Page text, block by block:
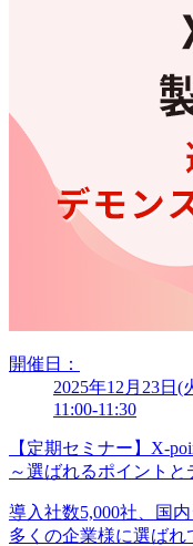
開催日：
2025年12月23日(
11:00-11:30
【定期セミナー】X-
～選ばれるポイント
導入社数5,000社、国
多くの企業様に選ばれ